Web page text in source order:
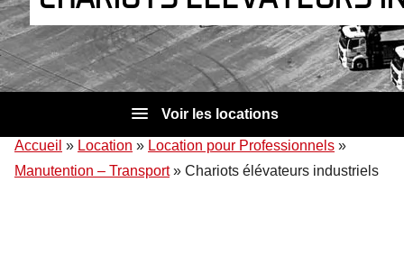
Voir les locations
Accueil » Location » Location pour Professionnels »
Manutention – Transport» Chariots élévateurs industriels